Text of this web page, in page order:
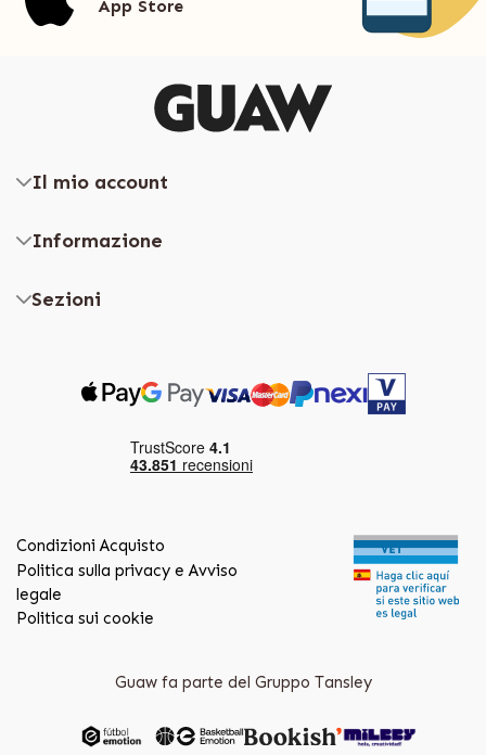
App Store
Il mio account
Informazione
Sezioni
Condizioni Acquisto
Politica sulla privacy e Avviso
legale
Politica sui cookie
Guaw fa parte del Gruppo Tansley